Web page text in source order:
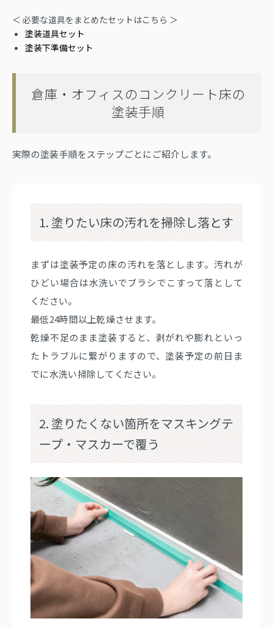
＜ 必要な道具をまとめたセットはこちら ＞
塗装道具セット
塗装下準備セット
倉庫・オフィスのコンクリート床の
塗装手順
実際の塗装手順をステップごとにご紹介します。
1. 塗りたい床の汚れを掃除し落とす
まずは塗装予定の床の汚れを落とします。汚れが
ひどい場合は水洗いでブラシでこすって落として
ください。
最低24時間以上乾燥させます。
乾燥不足のまま塗装すると、剥がれや膨れといっ
たトラブルに繋がりますので、塗装予定の前日ま
でに水洗い掃除してください。
2. 塗りたくない箇所をマスキングテ
ープ・マスカーで覆う